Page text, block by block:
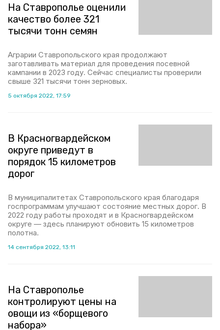
На Ставрополье оценили
качество более 321
тысячи тонн семян
Аграрии Ставропольского края продолжают
заготавливать материал для проведения посевной
кампании в 2023 году. Сейчас специалисты проверили
свыше 321 тысячи тонн зерновых.
5 октября 2022, 17:59
В Красногвардейском
округе приведут в
порядок 15 километров
дорог
В муниципалитетах Ставропольского края благодаря
госпрограммам улучшают состояние местных дорог. В
2022 году работы проходят и в Красногвардейском
округе — здесь планируют обновить 15 километров
полотна.
14 сентября 2022, 13:11
На Ставрополье
контролируют цены на
овощи из «борщевого
набора»